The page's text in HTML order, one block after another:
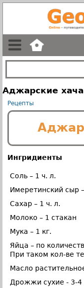
Аджарские
Рецепты
Ингридиенты
Соль – 1 ч. л.
Имеретинский сыр
Сахар – 1 ч. л.
Молоко – 1 стакан
Мука – 1 кг.
Яйца – по
При таком кол-ве
Масло
Дрожжи сухие - 3-4